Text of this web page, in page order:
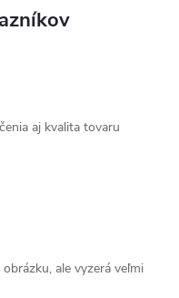
aj kvalita tovaru
ale vyzerá veľmi